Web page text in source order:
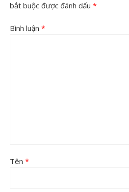
bắt buộc được đánh dấu *
Bình luận *
Tên *